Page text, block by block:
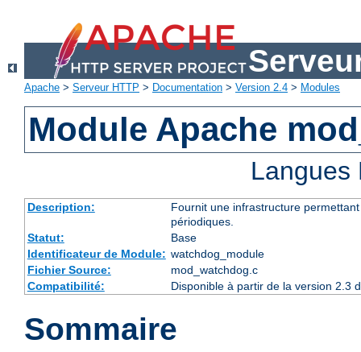
Apache > Serveur HTTP > Documentation > Version 2.4 > Modules
Module Apache
Description:
Fournit une infrastructure
périodiques.
Statut:
Base
Identificateur de Module: watchdog_module
Fichier Source:
mod_watchdog.c
Compatibilité:
Disponible à partir de la version 2.3
Sommaire